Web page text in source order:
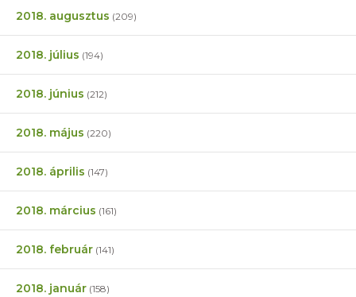
2018. augusztus (209)
2018. július (194)
2018. június (212)
2018. május (220)
2018. április (147)
2018. március (161)
2018. február (141)
2018. január (158)